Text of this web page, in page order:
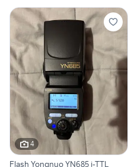
4
Flash Yongnuo YN685 i-TTL